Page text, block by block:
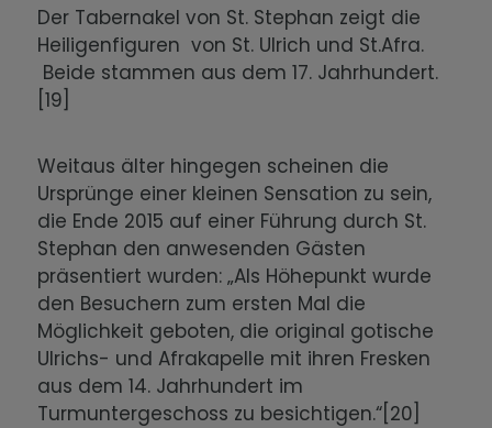
Der Tabernakel von St. Stephan zeigt die
Heiligenfiguren von St. Ulrich und St.Afra.
Beide stammen aus dem 17. Jahrhundert.
[19]
Weitaus älter hingegen scheinen die
Ursprünge einer kleinen Sensation zu sein,
die Ende 2015 auf einer Führung durch St.
Stephan den anwesenden Gästen
präsentiert wurden: „Als Höhepunkt wurde
den Besuchern zum ersten Mal die
Möglichkeit geboten, die original gotische
Ulrichs- und Afrakapelle mit ihren Fresken
aus dem 14. Jahrhundert im
Turmuntergeschoss zu besichtigen.“[20]